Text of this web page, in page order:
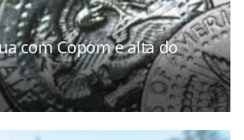
com Copom e alta do